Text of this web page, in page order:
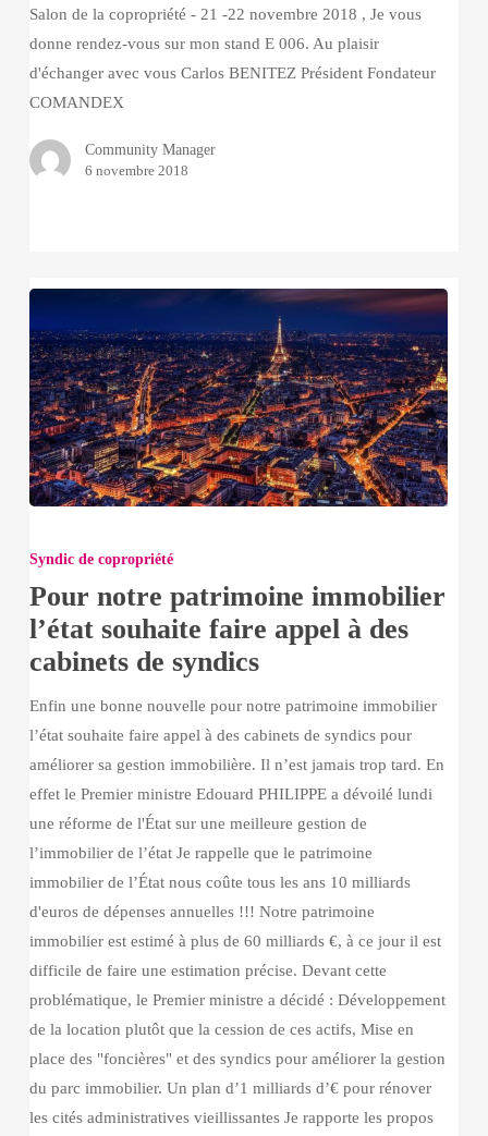
22
novembre
Salon de la copropriété - 21 -22 novembre 2018 , Je vous
donne rendez-vous sur mon stand E 006. Au plaisir
d'échanger avec vous Carlos BENITEZ Président Fondateur
COMANDEX
Community Manager
6 novembre 2018
immobilier
l’état
souhaite
appel
cabinets
Syndic de copropriété
Pour notre patrimoine immobilier
l’état souhaite faire appel à des
cabinets de syndics
Enfin une bonne nouvelle pour notre patrimoine immobilier
l’état souhaite faire appel à des cabinets de syndics pour
améliorer sa gestion immobilière. Il n’est jamais trop tard. En
effet le Premier ministre Edouard PHILIPPE a dévoilé lundi
une réforme de l'État sur une meilleure gestion de
l’immobilier de l’état Je rappelle que le patrimoine
immobilier de l’État nous coûte tous les ans 10 milliards
d'euros de dépenses annuelles !!! Notre patrimoine
immobilier est estimé à plus de 60 milliards €, à ce jour il est
difficile de faire une estimation précise. Devant cette
problématique, le Premier ministre a décidé : Développement
de la location plutôt que la cession de ces actifs, Mise en
place des "foncières" et des syndics pour améliorer la gestion
du parc immobilier. Un plan d’1 milliards d’€ pour rénover
les cités administratives vieillissantes Je rapporte les propos